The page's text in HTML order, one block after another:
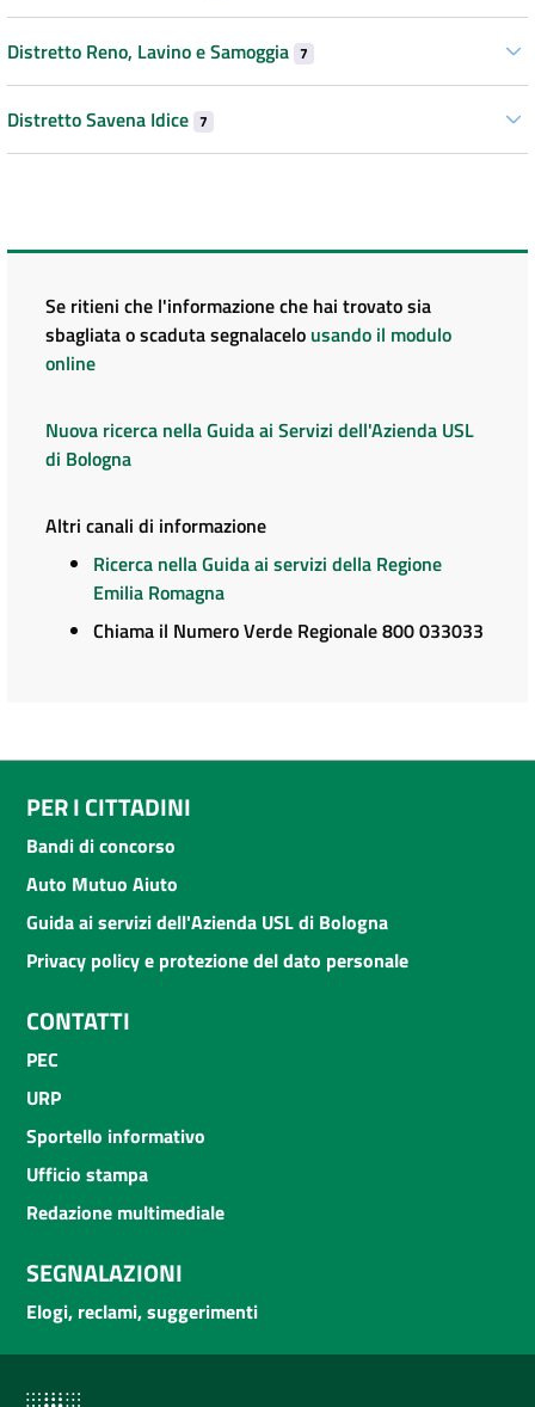
Distretto Reno, Lavino e Samoggia 7
Distretto Savena Idice 7
Se ritieni che l'informazione che hai trovato sia
sbagliata o scaduta segnalacelo usando il modulo
online
Nuova ricerca nella Guida ai Servizi dell'Azienda USL
di Bologna
Altri canali di informazione
Ricerca nella Guida ai servizi della Regione
Emilia Romagna
Chiama il Numero Verde Regionale 800 033033
PER I CITTADINI
Bandi di concorso
Auto Mutuo Aiuto
Guida ai servizi dell'Azienda USL di Bologna
Privacy policy e protezione del dato personale
CONTATTI
PEC
URP
Sportello informativo
Ufficio stampa
Redazione multimediale
SEGNALAZIONI
Elogi, reclami, suggerimenti